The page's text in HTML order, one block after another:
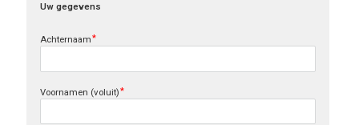
Uw gegevens
Achternaam
Voornamen (voluit)